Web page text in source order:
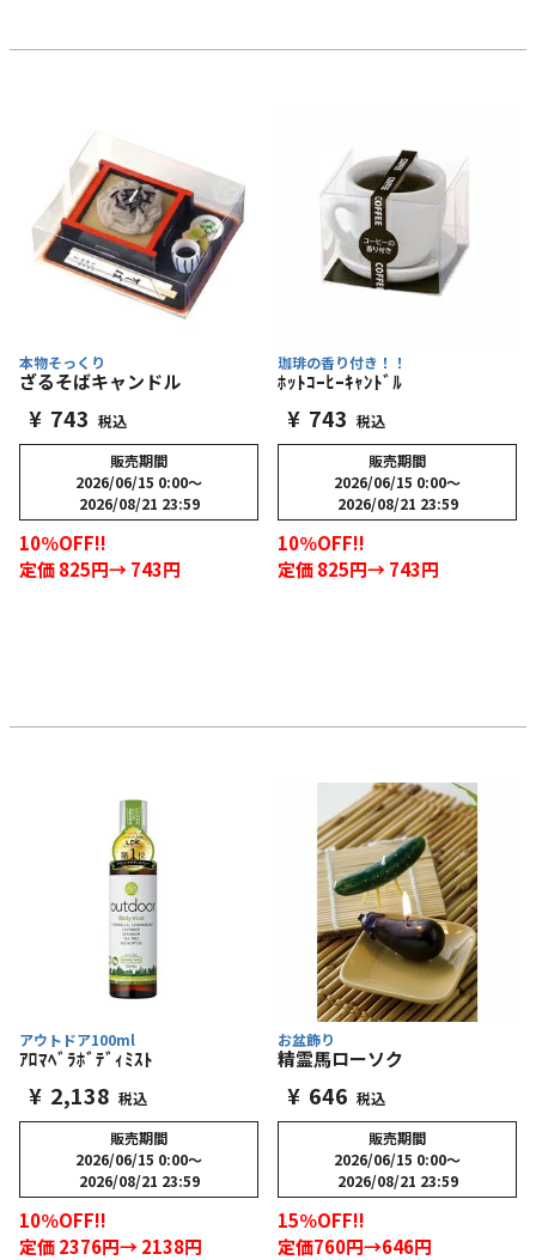
本物そっくり
ざるそばキャンドル
¥ 743 税込
販売期間
2026/06/15 0:00〜
2026/08/21 23:59
10％OFF!!
定価 825円→ 743円
珈琲の香り付き！！
ﾎｯﾄｺｰﾋｰｷｬﾝﾄﾞﾙ
¥ 743 税込
販売期間
2026/06/15 0:00〜
2026/08/21 23:59
10％OFF!!
定価 825円→ 743円
アウトドア100ml
ｱﾛﾏﾍﾞﾗﾎﾞﾃﾞｨﾐｽﾄ
¥ 2,138 税込
販売期間
2026/06/15 0:00〜
2026/08/21 23:59
10％OFF!!
定価 2376円→ 2138円
お盆飾り
精霊馬ローソク
¥ 646 税込
販売期間
2026/06/15 0:00〜
2026/08/21 23:59
15％OFF!!
定価760円→646円